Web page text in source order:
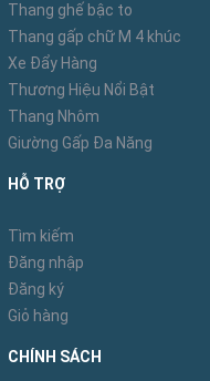
Thang ghế bậc to
Thang gấp chữ M 4 khúc
Xe Đẩy Hàng
Thương Hiệu Nổi Bật
Thang Nhôm
Giường Gấp Đa Năng
HỖ TRỢ
Tìm kiếm
Đăng nhập
Đăng ký
Giỏ hàng
CHÍNH SÁCH